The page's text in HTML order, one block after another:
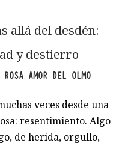
allá del desdén:
y destierro
ROSA AMOR DEL OLMO
veces desde una
resentimiento. Algo
de herida, orgullo,